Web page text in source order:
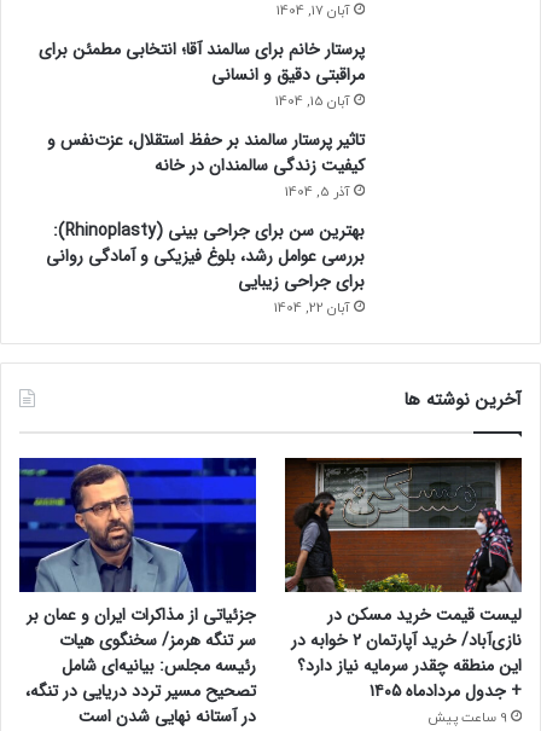
آبان 17, 1404
پرستار خانم برای سالمند آقا؛ انتخابی مطمئن برای
مراقبتی دقیق و انسانی
آبان 15, 1404
تاثیر پرستار سالمند بر حفظ استقلال، عزت‌نفس و
کیفیت زندگی سالمندان در خانه
آذر 5, 1404
بهترین سن برای جراحی بینی (Rhinoplasty):
بررسی عوامل رشد، بلوغ فیزیکی و آمادگی روانی
برای جراحی زیبایی
آبان 22, 1404
آخرین نوشته ها
لیست قیمت خرید مسکن در
نازی‌آباد/ خرید آپارتمان ۲ خوابه در
این منطقه چقدر سرمایه نیاز دارد؟
+ جدول مردادماه ۱۴۰۵
9 ساعت پیش
جزئیاتی از مذاکرات ایران و عمان بر
سر تنگه هرمز/ سخنگوی هیات
رئیسه مجلس: بیانیه‌ای شامل
تصحیح مسیر تردد دریایی در تنگه،
در آستانه نهایی شدن است